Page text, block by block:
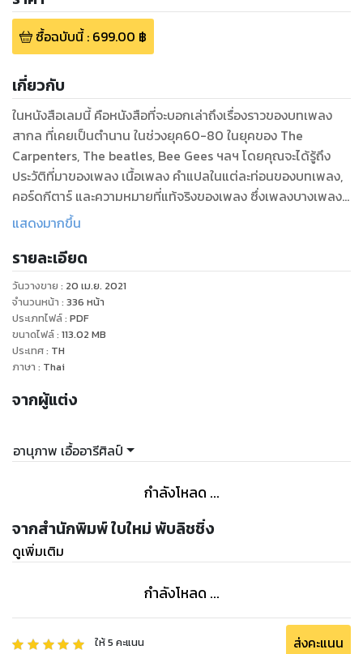
ซื้อฉบับนี้: 699.00 ฿
เกี่ยวกับ
ในหนังสือเลมนี้ คือหนังสือที่จะบอกเล่าถึงเรื่องราวของบทเพลง
สากล ที่เคยเป็นตำนาน ในช่วงยุค60-80 ในยุคของ The
Carpenters, The beatles, Bee Gees ฯลฯ โดยคุณจะได้รู้ถึง
ประวัติที่มาของเพลง เนื้อเพลง คำแปลในแต่ละท่อนของบทเพลง,
คอร์ดกีตาร์ และความหมายที่แท้จริงของเพลง ซึ่งเพลงบางเพลงก็
มีความหมายที่คาดไม่ถึงเลยทีเดียว
นอกจากนี้ ยังสามารถสแกน QR code ที่มีให้ในแต่ละหน้า เพื่อฟัง
เพลง ดู MV และดู Chords กีตาร์ เปียโน อูคูเลเล่ ของแต่ละเพลง
ได้อีกด้วย สามารถนั่งล้อมวงกับเพื่อน เล่นดนตรีร้งเพลง เพียงแค่
ใช้หนังสือเล่มนี้เพียงเล่มเดียว (หนังสือพิม4สีทั้งเล่ม พร้อม
รูปภาพศิลปินเก่าๆหายาก)
ทั้งหมด ได้มากขนาดนี้ เป็นหนึ่งในหนังสือหายาก ที่คอเพลงสากล
**ขอเตือนว่า หนังสือเล่มนี้จะกินเวลาของคุณอย่างมาก เมื่อคุณ
ล่วงเลยไปนานแค่ไหนแล้ว
แสดงมากขึ้น
รายละเอียด
วันวางขาย : 20 เม.ย. 2021
จำนวนหน้า : 336 หน้า
ประเภทไฟล์: PDF
ขนาดไฟล์: 113.02 MB
ประเทศ: TH
ภาษา : Thai
จากผู้แต่ง
อานุภาพ เอื้ออารีศิลป์
กำลังโหลด ...
จากสำนักพิมพ์ ใบใหม่ พับลิชชิ่ง
ดูเพิ่มเติม
กำลังโหลด ...
ให้5 คะแนน ส่งคะแนน